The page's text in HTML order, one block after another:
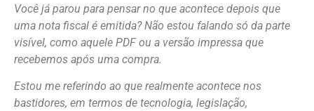
Você já parou para pensar no que acontece depois que
uma nota fiscal é emitida? Não estou falando só da parte
visível, como aquele PDF ou a versão impressa que
recebemos após uma compra.
Estou me referindo ao que realmente acontece nos
bastidores, em termos de tecnologia, legislação,